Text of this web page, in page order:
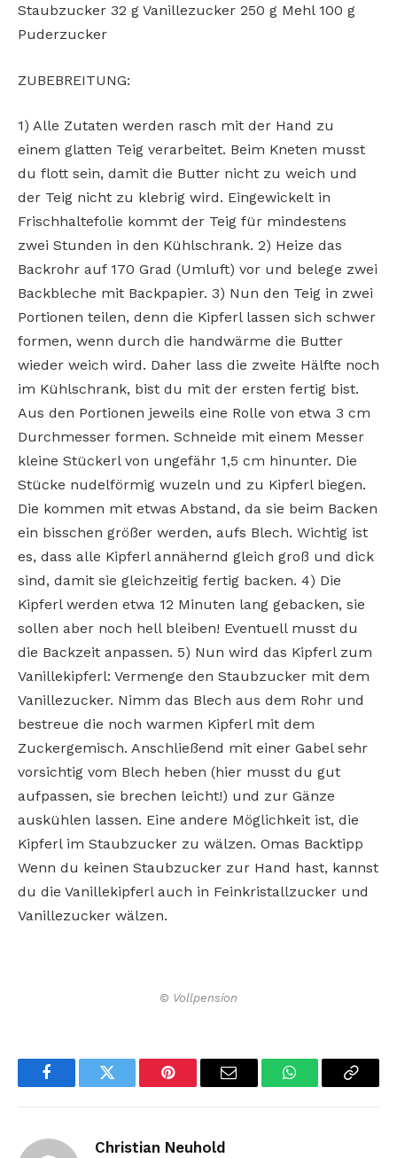
Staubzucker 32 g Vanillezucker 250 g Mehl 100 g
Puderzucker
ZUBEBREITUNG:
1) Alle Zutaten werden rasch mit der Hand zu
einem glatten Teig verarbeitet. Beim Kneten musst
du flott sein, damit die Butter nicht zu weich und
der Teig nicht zu klebrig wird. Eingewickelt in
Frischhaltefolie kommt der Teig für mindestens
zwei Stunden in den Kühlschrank. 2) Heize das
Backrohr auf 170 Grad (Umluft) vor und belege zwei
Backbleche mit Backpapier. 3) Nun den Teig in zwei
Portionen teilen, denn die Kipferl lassen sich schwer
formen, wenn durch die handwärme die Butter
wieder weich wird. Daher lass die zweite Hälfte noch
im Kühlschrank, bist du mit der ersten fertig bist.
Aus den Portionen jeweils eine Rolle von etwa 3 cm
Durchmesser formen. Schneide mit einem Messer
kleine Stückerl von ungefähr 1,5 cm hinunter. Die
Stücke nudelförmig wuzeln und zu Kipferl biegen.
Die kommen mit etwas Abstand, da sie beim Backen
ein bisschen größer werden, aufs Blech. Wichtig ist
es, dass alle Kipferl annähernd gleich groß und dick
sind, damit sie gleichzeitig fertig backen. 4) Die
Kipferl werden etwa 12 Minuten lang gebacken, sie
sollen aber noch hell bleiben! Eventuell musst du
die Backzeit anpassen. 5) Nun wird das Kipferl zum
Vanillekipferl: Vermenge den Staubzucker mit dem
Vanillezucker. Nimm das Blech aus dem Rohr und
bestreue die noch warmen Kipferl mit dem
Zuckergemisch. Anschließend mit einer Gabel sehr
vorsichtig vom Blech heben (hier musst du gut
aufpassen, sie brechen leicht!) und zur Gänze
auskühlen lassen. Eine andere Möglichkeit ist, die
Kipferl im Staubzucker zu wälzen. Omas Backtipp
Wenn du keinen Staubzucker zur Hand hast, kannst
du die Vanillekipferl auch in Feinkristallzucker und
Vanillezucker wälzen.
© Vollpension
FacebookTwitter Pinterest Email WhatsAppCopy
Christian Neuhold